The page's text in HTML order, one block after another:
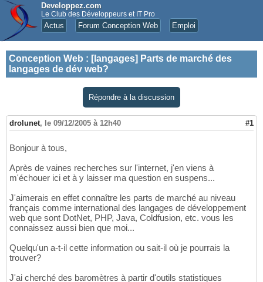
Developpez.com
Le Club des Développeurs et IT Pro
Actus Forum Conception Web Emploi
Conception Web : [langages] Parts de marché des
langages de dév web?
Répondre à la discussion
drolunet, le 09/12/2005 à 12h40 #1
Bonjour à tous,
Après de vaines recherches sur l'internet, j'en viens à
m'échouer ici et à y laisser ma question en suspens...
J'aimerais en effet connaître les parts de marché au niveau
français comme international des langages de développement
web que sont DotNet, PHP, Java, Coldfusion, etc. vous les
connaissez aussi bien que moi...
Quelqu'un a-t-il cette information ou sait-il où je pourrais la
trouver?
J'ai cherché des baromètres à partir d'outils statistiques